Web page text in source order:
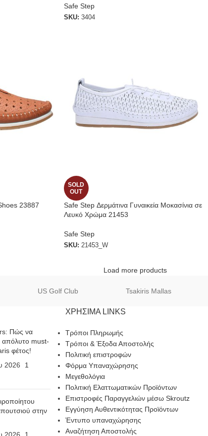
Safe Step
SKU: 3404
23887
SOLD
OUT
Safe Step Δερμάτινα Γυναικεία Μοκασίνια σε
Λευκό Χρώμα 21453
Safe Step
SKU: 21453_W
Load more products
US Golf Club Tsakiris Mallas
Πώς να
απόλυτο must-
φέτος!
2026
1
στην
ΧΡΗΣΙΜΑ LINKS
Τρόποι Πληρωμής
Τρόποι & Έξοδα Αποστολής
Πολιτική επιστροφών
Φόρμα Υπαναχώρησης
Μεγεθολόγια
Πολιτική Ελαττωματικών Προϊόντων
Επιστροφές Παραγγελιών μέσω Skroutz
Εγγύηση Αυθεντικότητας Προϊόντων
Έντυπο υπαναχώρησης
Αναζήτηση Αποστολής